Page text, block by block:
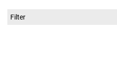
Filter